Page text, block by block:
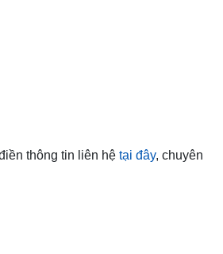
thông tin liên hệ tại đây, chuyên